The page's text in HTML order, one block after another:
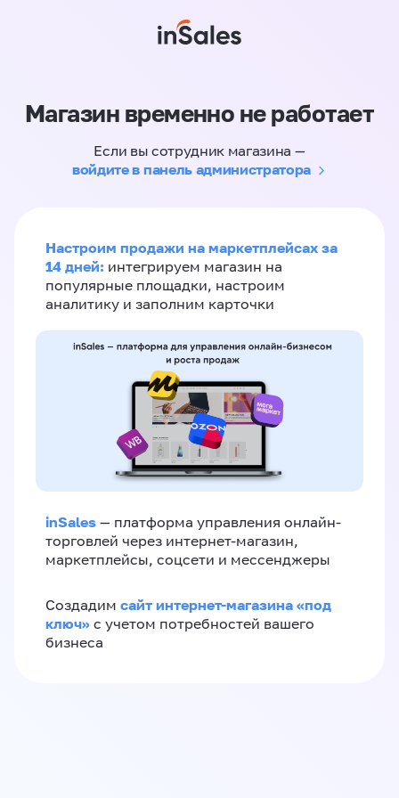
Магазин временно не работает
Если вы сотрудник магазина —
войдите в панель администратора
Настроим продажи на маркетплейсах за
14 дней: интегрируем магазин на
популярные площадки, настроим
аналитику и заполним карточки
inSales — платформа управления онлайн-
торговлей через интернет-магазин,
маркетплейсы, соцсети и мессенджеры
Создадим сайт интернет-магазина «под
ключ» с учетом потребностей вашего
бизнеса